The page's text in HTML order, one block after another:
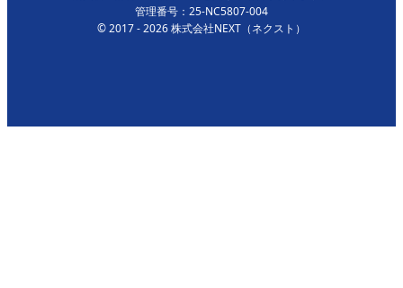
管理番号：25-NC5807-004
© 2017 - 2026 株式会社NEXT（ネクスト）